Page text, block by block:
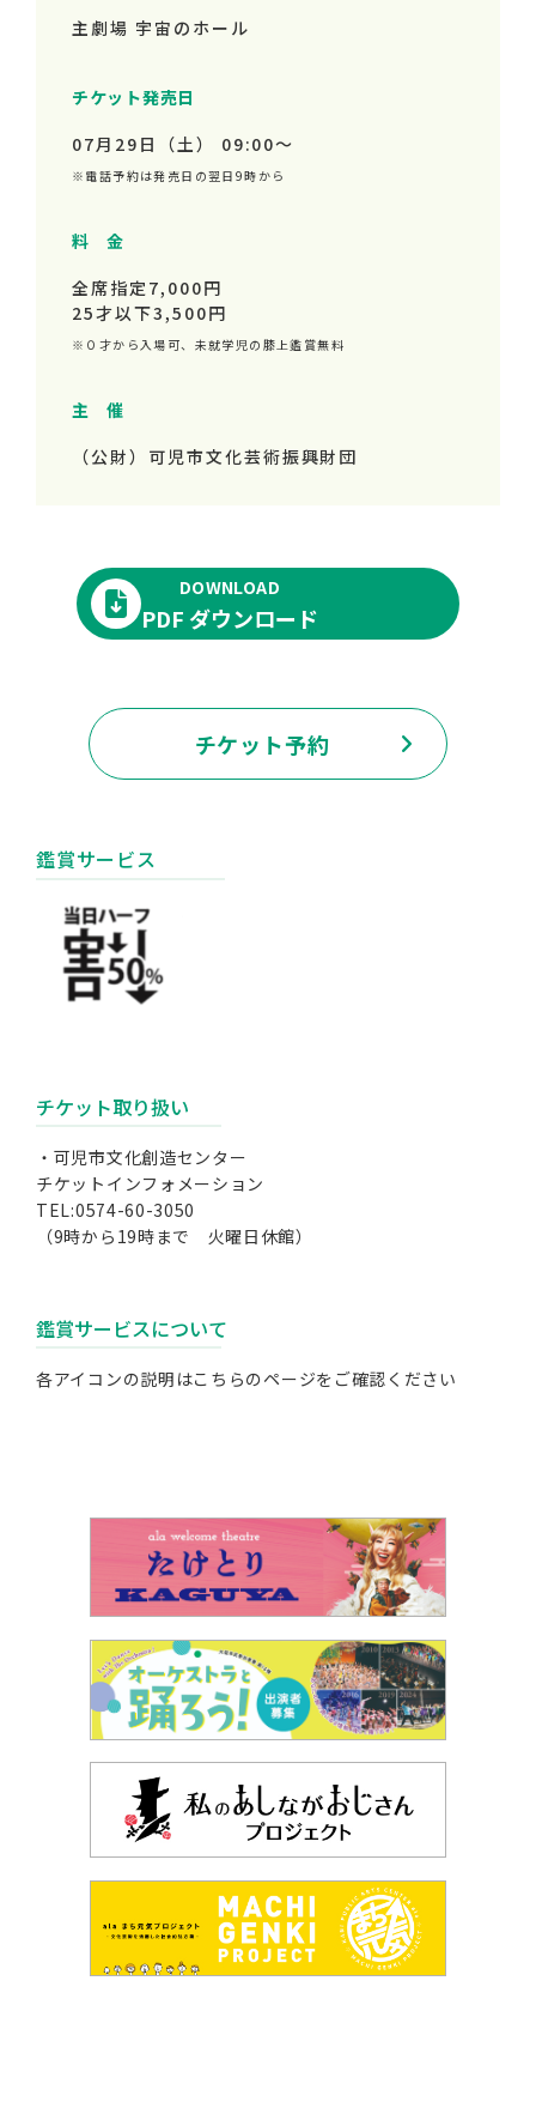
主劇場 宇宙のホール
チケット発売日
07月29日（土） 09:00～
※電話予約は発売日の翌日9時から
料 金
全席指定7,000円
25才以下3,500円
※０才から入場可、未就学児の膝上鑑賞無料
主 催
（公財）可児市文化芸術振興財団
DOWNLOAD
PDF ダウンロード
チケット予約
鑑賞サービス
チケット取り扱い
・可児市文化創造センター
チケットインフォメーション
TEL:0574-60-3050
（9時から19時まで 火曜日休館）
鑑賞サービスについて
各アイコンの説明はこちらのページをご確認ください